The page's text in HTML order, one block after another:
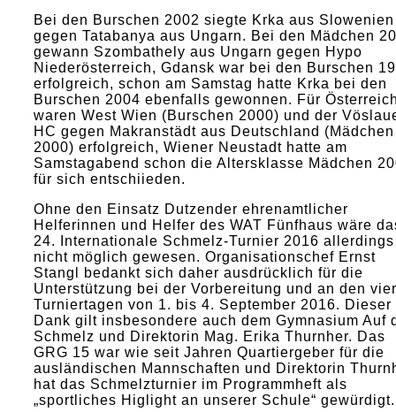
Bei den Burschen 2002 siegte Krka aus Slowenien
gegen Tatabanya aus Ungarn. Bei den Mädchen
gewann Szombathely aus Ungarn gegen Hypo
Niederösterreich, Gdansk war bei den Burschen
erfolgreich, schon am Samstag hatte Krka bei den
Burschen 2004 ebenfalls gewonnen. Für
waren West Wien (Burschen 2000) und der
HC gegen Makranstädt aus Deutschland (Mädchen
2000) erfolgreich, Wiener Neustadt hatte am
Samstagabend schon die Altersklasse Mädchen
für sich entschiieden.
Ohne den Einsatz Dutzender ehrenamtlicher
Helferinnen und Helfer des WAT Fünfhaus wäre
24. Internationale Schmelz-Turnier 2016 allerdings
nicht möglich gewesen. Organisationschef Ernst
Stangl bedankt sich daher ausdrücklich für die
Unterstützung bei der Vorbereitung und an den vier
Turniertagen von 1. bis 4. September 2016. Dieser
Dank gilt insbesondere auch dem Gymnasium Auf
Schmelz und Direktorin Mag. Erika Thurnher. Das
GRG 15 war wie seit Jahren Quartiergeber für die
ausländischen Mannschaften und Direktorin
hat das Schmelzturnier im Programmheft als
„sportliches Higlight an unserer Schule“